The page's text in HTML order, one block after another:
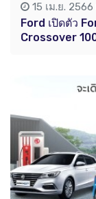
15 เม.ย. 2566
Ford เปิดตัว
Crossover